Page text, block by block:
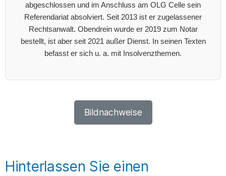
abgeschlossen und im Anschluss am OLG Celle sein
Referendariat absolviert. Seit 2013 ist er zugelassener
Rechtsanwalt. Obendrein wurde er 2019 zum Notar
bestellt, ist aber seit 2021 außer Dienst. In seinen Texten
befasst er sich u. a. mit Insolvenzthemen.
Bildnachweise
Hinterlassen Sie einen